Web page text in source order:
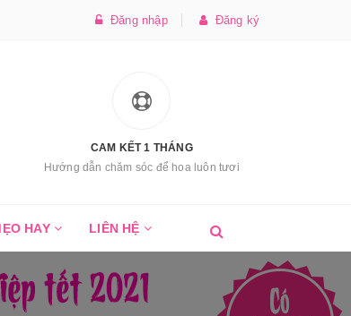
Đăng nhập Đăng ký
CAM KẾT 1 THÁNG
Hướng dẫn chăm sóc để hoa luôn tươi
HAY LIÊN HỆ